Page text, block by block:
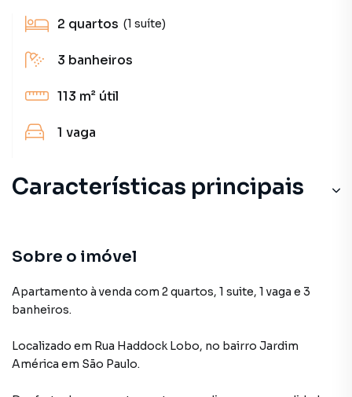
2 quartos (1 suíte)
3 banheiros
113 m² útil
1 vaga
Características principais
Sobre o imóvel
Apartamento à venda com 2 quartos, 1 suite, 1 vaga e 3
banheiros.
Localizado em Rua Haddock Lobo, no bairro Jardim
América em São Paulo.